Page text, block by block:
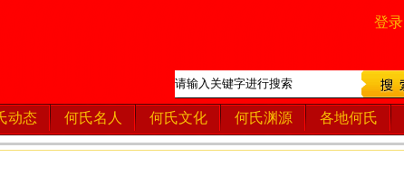
登录
动态 何氏名人 何氏文化 何氏渊源 各地何氏